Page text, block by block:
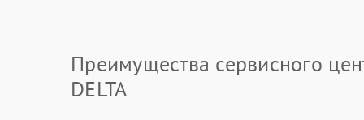
Преимущества сервисного
DELTA